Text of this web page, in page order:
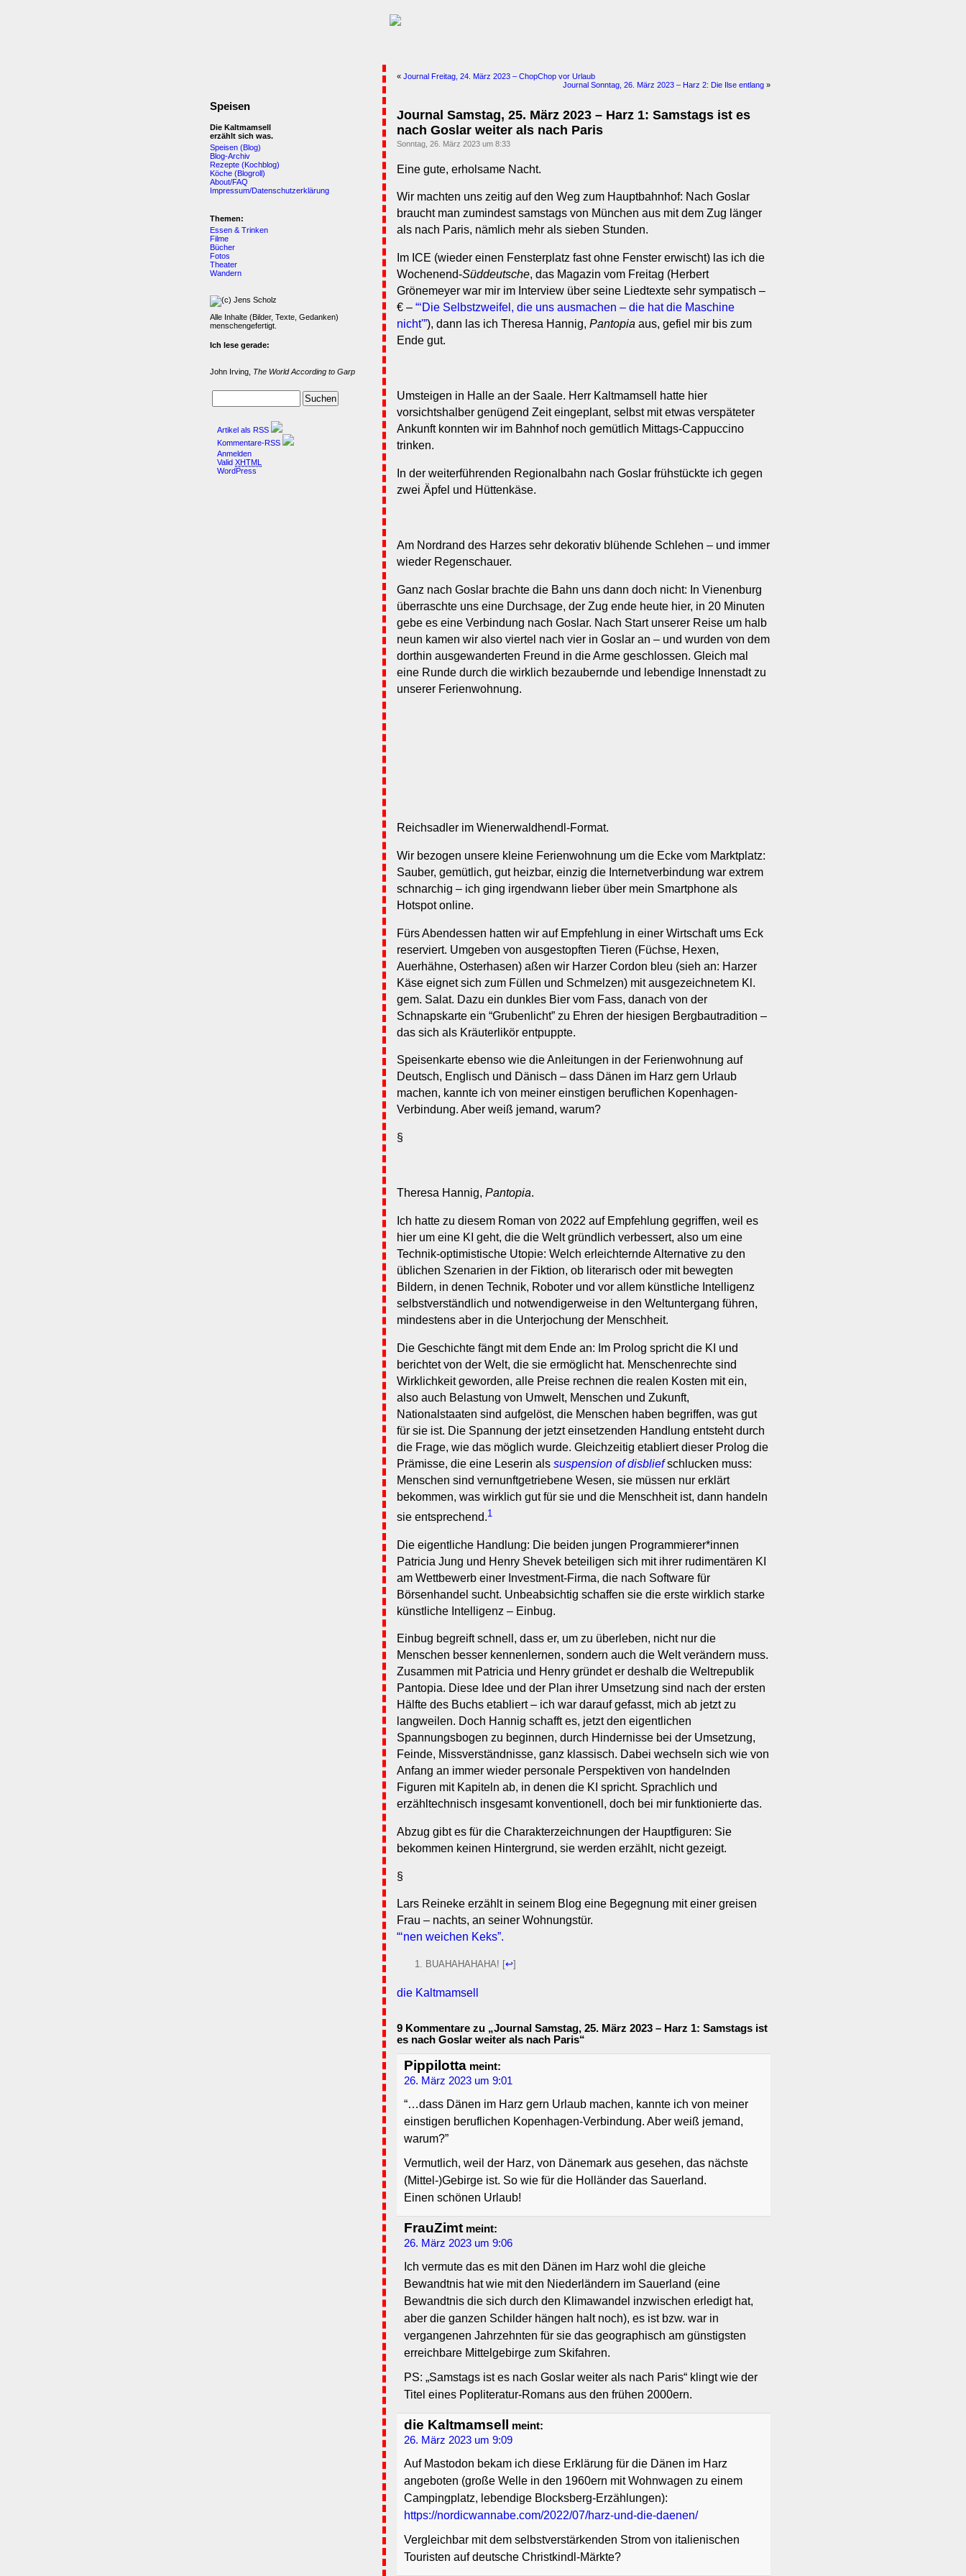
« Journal Freitag, 24. März 2023 – ChopChop vor Urlaub
Journal Sonntag, 26. März 2023 – Harz 2: Die Ilse entlang »
Journal Samstag, 25. März 2023 – Harz 1: Samstags ist es
nach Goslar weiter als nach Paris
Sonntag, 26. März 2023 um 8:33
Eine gute, erholsame Nacht.
Wir machten uns zeitig auf den Weg zum Hauptbahnhof: Nach Goslar
braucht man zumindest samstags von München aus mit dem Zug länger
als nach Paris, nämlich mehr als sieben Stunden.
Im ICE (wieder einen Fensterplatz fast ohne Fenster erwischt) las ich die
Wochenend-Süddeutsche, das Magazin vom Freitag (Herbert
Grönemeyer war mir im Interview über seine Liedtexte sehr sympatisch –
€ – “‘Die Selbstzweifel, die uns ausmachen – die hat die Maschine
nicht'”), dann las ich Theresa Hannig, Pantopia aus, gefiel mir bis zum
Ende gut.
Umsteigen in Halle an der Saale. Herr Kaltmamsell hatte hier
vorsichtshalber genügend Zeit eingeplant, selbst mit etwas verspäteter
Ankunft konnten wir im Bahnhof noch gemütlich Mittags-Cappuccino
trinken.
In der weiterführenden Regionalbahn nach Goslar frühstückte ich gegen
zwei Äpfel und Hüttenkäse.
Am Nordrand des Harzes sehr dekorativ blühende Schlehen – und immer
wieder Regenschauer.
Ganz nach Goslar brachte die Bahn uns dann doch nicht: In Vienenburg
überraschte uns eine Durchsage, der Zug ende heute hier, in 20 Minuten
gebe es eine Verbindung nach Goslar. Nach Start unserer Reise um halb
neun kamen wir also viertel nach vier in Goslar an – und wurden von dem
dorthin ausgewanderten Freund in die Arme geschlossen. Gleich mal
eine Runde durch die wirklich bezaubernde und lebendige Innenstadt zu
unserer Ferienwohnung.
Reichsadler im Wienerwaldhendl-Format.
Wir bezogen unsere kleine Ferienwohnung um die Ecke vom Marktplatz:
Sauber, gemütlich, gut heizbar, einzig die Internetverbindung war extrem
schnarchig – ich ging irgendwann lieber über mein Smartphone als
Hotspot online.
Fürs Abendessen hatten wir auf Empfehlung in einer Wirtschaft ums Eck
reserviert. Umgeben von ausgestopften Tieren (Füchse, Hexen,
Auerhähne, Osterhasen) aßen wir Harzer Cordon bleu (sieh an: Harzer
Käse eignet sich zum Füllen und Schmelzen) mit ausgezeichnetem Kl.
gem. Salat. Dazu ein dunkles Bier vom Fass, danach von der
Schnapskarte ein “Grubenlicht” zu Ehren der hiesigen Bergbautradition –
das sich als Kräuterlikör entpuppte.
Speisenkarte ebenso wie die Anleitungen in der Ferienwohnung auf
Deutsch, Englisch und Dänisch – dass Dänen im Harz gern Urlaub
machen, kannte ich von meiner einstigen beruflichen Kopenhagen-
Verbindung. Aber weiß jemand, warum?
§
Theresa Hannig, Pantopia.
Ich hatte zu diesem Roman von 2022 auf Empfehlung gegriffen, weil es
hier um eine KI geht, die die Welt gründlich verbessert, also um eine
Technik-optimistische Utopie: Welch erleichternde Alternative zu den
üblichen Szenarien in der Fiktion, ob literarisch oder mit bewegten
Bildern, in denen Technik, Roboter und vor allem künstliche Intelligenz
selbstverständlich und notwendigerweise in den Weltuntergang führen,
mindestens aber in die Unterjochung der Menschheit.
Die Geschichte fängt mit dem Ende an: Im Prolog spricht die KI und
berichtet von der Welt, die sie ermöglicht hat. Menschenrechte sind
Wirklichkeit geworden, alle Preise rechnen die realen Kosten mit ein,
also auch Belastung von Umwelt, Menschen und Zukunft,
Nationalstaaten sind aufgelöst, die Menschen haben begriffen, was gut
für sie ist. Die Spannung der jetzt einsetzenden Handlung entsteht durch
die Frage, wie das möglich wurde. Gleichzeitig etabliert dieser Prolog die
Prämisse, die eine Leserin als suspension of disbliefschlucken muss:
Menschen sind vernunftgetriebene Wesen, sie müssen nur erklärt
bekommen, was wirklich gut für sie und die Menschheit ist, dann handeln
sie entsprechend.1
Die eigentliche Handlung: Die beiden jungen Programmierer*innen
Patricia Jung und Henry Shevek beteiligen sich mit ihrer rudimentären KI
am Wettbewerb einer Investment-Firma, die nach Software für
Börsenhandel sucht. Unbeabsichtig schaffen sie die erste wirklich starke
künstliche Intelligenz – Einbug.
Einbug begreift schnell, dass er, um zu überleben, nicht nur die
Menschen besser kennenlernen, sondern auch die Welt verändern muss.
Zusammen mit Patricia und Henry gründet er deshalb die Weltrepublik
Pantopia. Diese Idee und der Plan ihrer Umsetzung sind nach der ersten
Hälfte des Buchs etabliert – ich war darauf gefasst, mich ab jetzt zu
langweilen. Doch Hannig schafft es, jetzt den eigentlichen
Spannungsbogen zu beginnen, durch Hindernisse bei der Umsetzung,
Feinde, Missverständnisse, ganz klassisch. Dabei wechseln sich wie von
Anfang an immer wieder personale Perspektiven von handelnden
Figuren mit Kapiteln ab, in denen die KI spricht. Sprachlich und
erzähltechnisch insgesamt konventionell, doch bei mir funktionierte das.
Abzug gibt es für die Charakterzeichnungen der Hauptfiguren: Sie
bekommen keinen Hintergrund, sie werden erzählt, nicht gezeigt.
§
Lars Reineke erzählt in seinem Blog eine Begegnung mit einer greisen
Frau – nachts, an seiner Wohnungstür.
“‘nen weichen Keks”.
BUAHAHAHAHA! ↩
die Kaltmamsell
9 Kommentare zu „Journal Samstag, 25. März 2023 – Harz 1: Samstags ist
es nach Goslar weiter als nach Paris“
Pippilotta meint:
26. März 2023 um 9:01
“…dass Dänen im Harz gern Urlaub machen, kannte ich von meiner
einstigen beruflichen Kopenhagen-Verbindung. Aber weiß jemand,
warum?”
Vermutlich, weil der Harz, von Dänemark aus gesehen, das nächste
(Mittel-)Gebirge ist. So wie für die Holländer das Sauerland.
Einen schönen Urlaub!
FrauZimt meint:
26. März 2023 um 9:06
Ich vermute das es mit den Dänen im Harz wohl die gleiche
Bewandtnis hat wie mit den Niederländern im Sauerland (eine
Bewandtnis die sich durch den Klimawandel inzwischen erledigt hat,
aber die ganzen Schilder hängen halt noch), es ist bzw. war in
vergangenen Jahrzehnten für sie das geographisch am günstigsten
erreichbare Mittelgebirge zum Skifahren.
PS: „Samstags ist es nach Goslar weiter als nach Paris“ klingt wie der
Titel eines Popliteratur-Romans aus den frühen 2000ern.
die Kaltmamsell
meint:
26. März 2023 um 9:09
Auf Mastodon bekam ich diese Erklärung für die Dänen im Harz
angeboten (große Welle in den 1960ern mit Wohnwagen zu einem
Campingplatz, lebendige Blocksberg-Erzählungen):
https://nordicwannabe.com/2022/07/harz-und-die-daenen/
Vergleichbar mit dem selbstverstärkenden Strom von italienischen
Touristen auf deutsche Christkindl-Märkte?
Speisen
Die Kaltmamsell
erzählt sich was.
Speisen (Blog)
Blog-Archiv
Rezepte (Kochblog)
Köche (Blogroll)
About/FAQ
Impressum/Datenschutzerklärung
Themen:
Essen & Trinken
Filme
Bücher
Fotos
Theater
Wandern
Alle Inhalte (Bilder, Texte, Gedanken)
menschengefertigt.
Ich lese gerade:
John Irving, The World According to Garp
Artikel als RSS
Kommentare-RSS
Anmelden
Valid XHTML
WordPress